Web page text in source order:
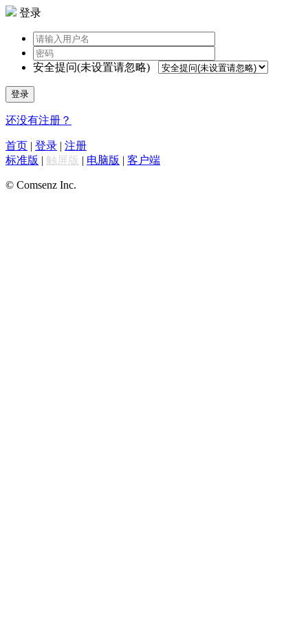
登录
安全提问(未设置请忽略)
登录
还没有注册？
首页 | 登录 | 注册
标准版 | 触屏版 | 电脑版 | 客户端
© Comsenz Inc.